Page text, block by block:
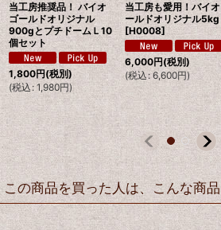
当工房推奨品！ バイオ
ゴールドオリジナル
900gとプチドームＬ10
個セット
1,800円(税別)
(税込: 1,980円)
当工房も愛用！バイ
ールドオリジナル
[H0008]
6,000円(税別)
(税込 : 6,600円)
この商品を買った人は、こんな商